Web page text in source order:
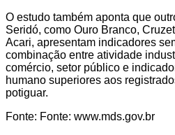
O estudo também aponta que
Seridó, como Ouro Branco,
Acari, apresentam indicadores
combinação entre atividade
comércio, setor público e
humano superiores aos
potiguar.
Fonte: Fonte: www.mds.gov.br